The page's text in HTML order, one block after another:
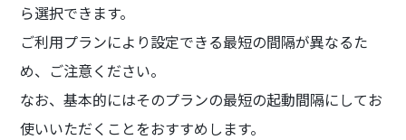
ら選択できます。
ご利用プランにより設定できる最短の間隔が異なるた
め、ご注意ください。
なお、基本的にはそのプランの最短の起動間隔にしてお
使いいただくことをおすすめします。